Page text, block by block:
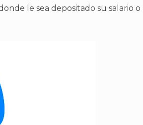
le sea depositado su salario o